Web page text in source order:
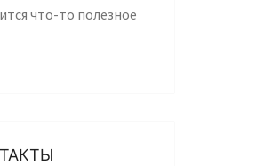
что-то полезное